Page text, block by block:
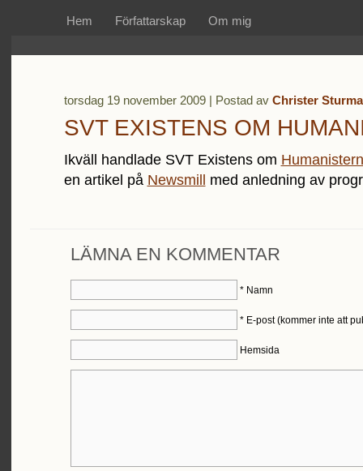
Hem Författarskap Om mig
torsdag 19 november 2009 | Postad av Christer
SVT EXISTENS OM
Ikväll handlade SVT Existens om
en artikel på Newsmill med anledning av
LÄMNA EN KOMMENTAR
*Namn
*E-post (kommer inte att
Hemsida